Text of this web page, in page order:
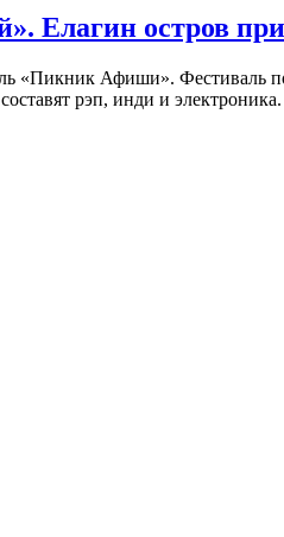
Елагин остров
Афиши». Фестиваль
рэп, инди и